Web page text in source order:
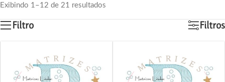
Exibindo 1–12 de 21 resultados
Filtro Filtros